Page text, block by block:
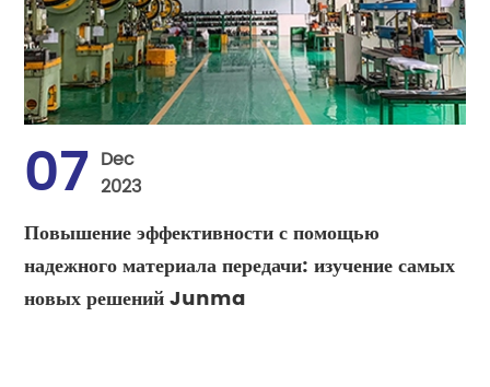
07 Dec
2023
Повышение эффективности с помощью
надежного материала передачи: изучение самых
новых решений Junma